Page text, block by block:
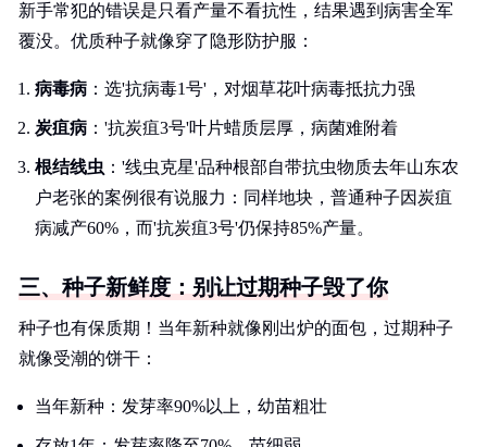
新手常犯的错误是只看产量不看抗性，结果遇到病害全军
覆没。优质种子就像穿了隐形防护服：
病毒病 ：选'抗病毒1号'，对烟草花叶病毒抵抗力强
炭疽病 ：'抗炭疽3号'叶片蜡质层厚，病菌难附着
根结线虫 ：'线虫克星'品种根部自带抗虫物质去年山东农
户老张的案例很有说服力：同样地块，普通种子因炭疽
病减产60%，而'抗炭疽3号'仍保持85%产量。
三、种子新鲜度：别让过期种子毁了你
种子也有保质期！当年新种就像刚出炉的面包，过期种子
就像受潮的饼干：
当年新种：发芽率90%以上，幼苗粗壮